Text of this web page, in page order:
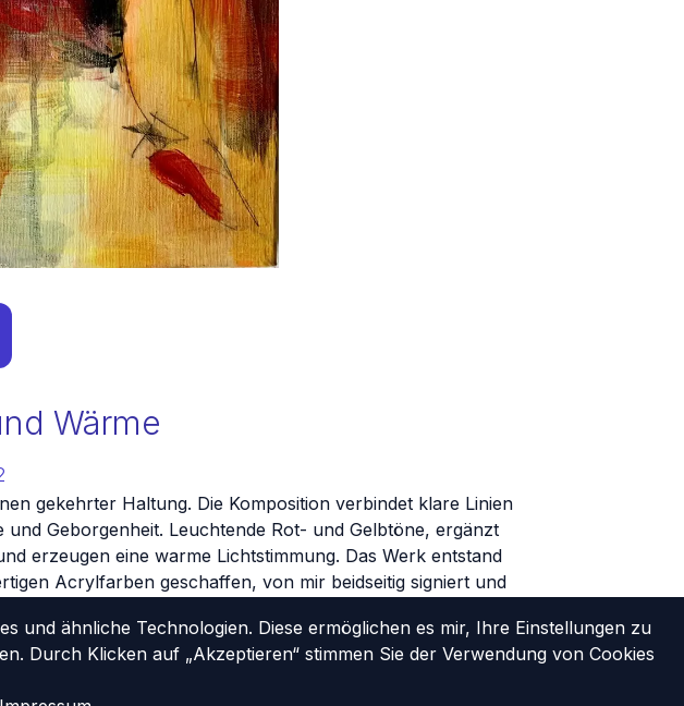
Wärme
gekehrter Haltung. Die Komposition verbindet klare Linien
Geborgenheit. Leuchtende Rot- und Gelbtöne, ergänzt
erzeugen eine warme Lichtstimmung. Das Werk entstand
Acrylfarben geschaffen, von mir beidseitig signiert und
und ähnliche Technologien. Diese ermöglichen es mir, Ihre Einstellungen zu
Durch Klicken auf „Akzeptieren“ stimmen Sie der Verwendung von Cookies